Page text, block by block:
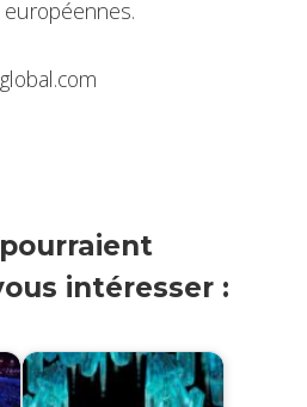
européennes.
intéresser :